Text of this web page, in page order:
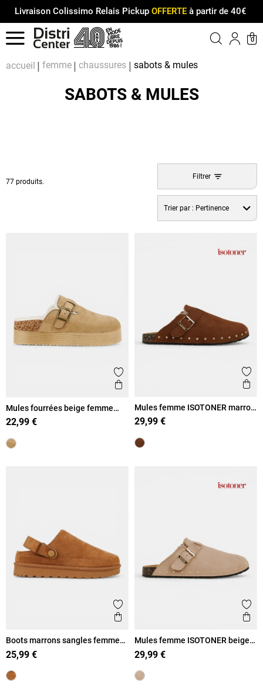
Livraison Colissimo Relais Pickup OFFERTEà partir de 40€
Menu
0
accueil femme chaussures sabots & mules
SABOTS & MULES
77 produits.
Filtrer
Trier par : Pertinence
Ajouter aux favoris
Aperçu rapide
Mules fourrées beige femme
(36-41)
22,99 €
Mules femme ISOTONER marron
(36-41)
29,99 €
Ajouter aux favoris
Aperçu rapide
Boots marrons sangles femme
(36-41)
25,99 €
Mules femme ISOTONER beige
(36-41)
29,99 €